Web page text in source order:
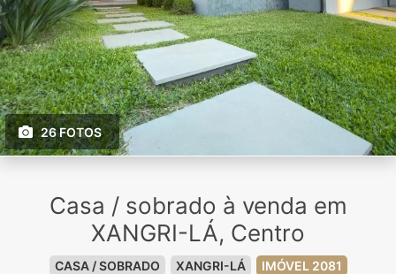
26 FOTOS
Casa / sobrado à venda em
XANGRI-LÁ, Centro
CASA / SOBRADO XANGRI-LÁ IMÓVEL 2081